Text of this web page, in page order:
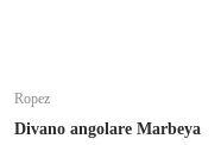
Ropez
Divano angolare Marbeya